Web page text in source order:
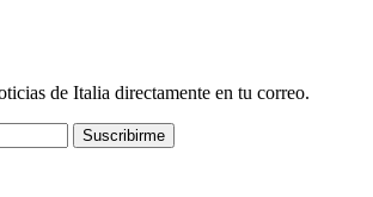
de Italia directamente en tu correo.
Suscribirme